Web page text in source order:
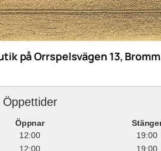
på Orrspelsvägen 13,
Öppettider
Öppnar
12:00
19:00
12:00 19:00